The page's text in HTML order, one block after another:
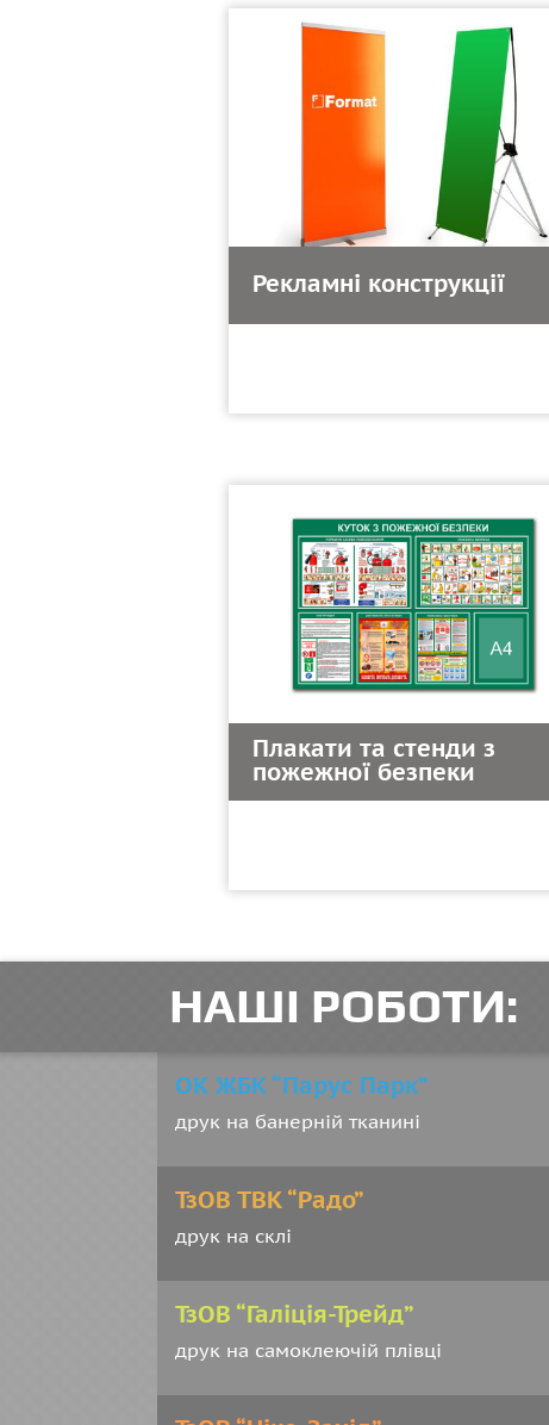
Рекламні конструкції
Плакати та стенди з
пожежної безпеки
НАШІ РОБОТИ:
ОК ЖБК “Парус Парк”
друк на банерній тканині
ТзОВ ТВК “Радо”
друк на склі
ТзОВ “Галіція-Трейд”
друк на самоклеючій плівці